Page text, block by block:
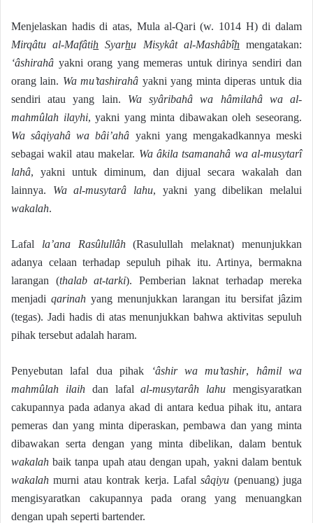
Menjelaskan hadis di atas, Mula al-Qari (w. 1014 H) di dalam
Mirqâtu al-Mafâtih Syarhu Misykât al-Mashâbîhmengatakan:
‘âshirahâ yakni orang yang memeras untuk dirinya sendiri dan
orang lain. Wa mu’tashirahâ yakni yang minta diperas untuk dia
sendiri atau yang lain. Wa syâribahâ wa hâmilahâ wa al-
mahmûlah ilayhi, yakni yang minta dibawakan oleh seseorang.
Wa sâqiyahâ wa bâi’ahâ yakni yang mengakadkannya meski
sebagai wakil atau makelar. Wa âkila tsamanahâ wa al-musytarî
lahâ, yakni untuk diminum, dan dijual secara wakalah dan
lainnya. Wa al-musytarâ lahu, yakni yang dibelikan melalui
wakalah.
Lafal la’ana Rasûlullâh(Rasulullah melaknat) menunjukkan
adanya celaan terhadap sepuluh pihak itu. Artinya, bermakna
larangan (thalab at-tarki). Pemberian laknat terhadap mereka
menjadi qarinah yang menunjukkan larangan itu bersifat jâzim
(tegas). Jadi hadis di atas menunjukkan bahwa aktivitas sepuluh
pihak tersebut adalah haram.
Penyebutan lafal dua pihak ‘âshir wa mu’tashir, hâmil wa
mahmûlah ilaihdan lafalal-musytarâh lahu mengisyaratkan
cakupannya pada adanya akad di antara kedua pihak itu, antara
pemeras dan yang minta diperaskan, pembawa dan yang minta
dibawakan serta dengan yang minta dibelikan, dalam bentuk
wakalah baik tanpa upah atau dengan upah, yakni dalam bentuk
wakalah murni atau kontrak kerja. Lafalsâqiyu (penuang) juga
mengisyaratkan cakupannya pada orang yang menuangkan
dengan upah seperti bartender.